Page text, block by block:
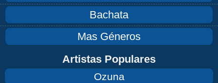
Bachata
Mas Géneros
Artistas Populares
Ozuna